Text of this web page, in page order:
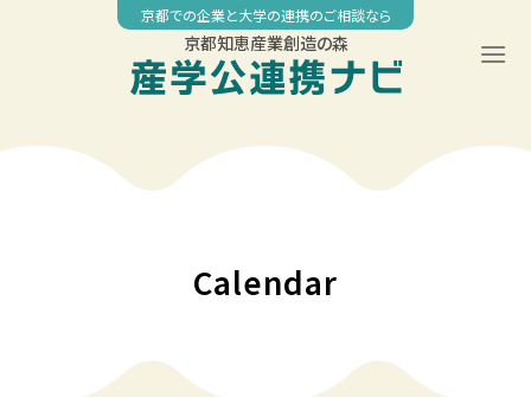
京都での企業と大学の連携のご相談なら
京都知恵産業創造の森
Calendar